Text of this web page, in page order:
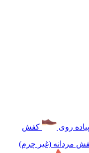
روی
کفش
مردانه (غیر چرم)